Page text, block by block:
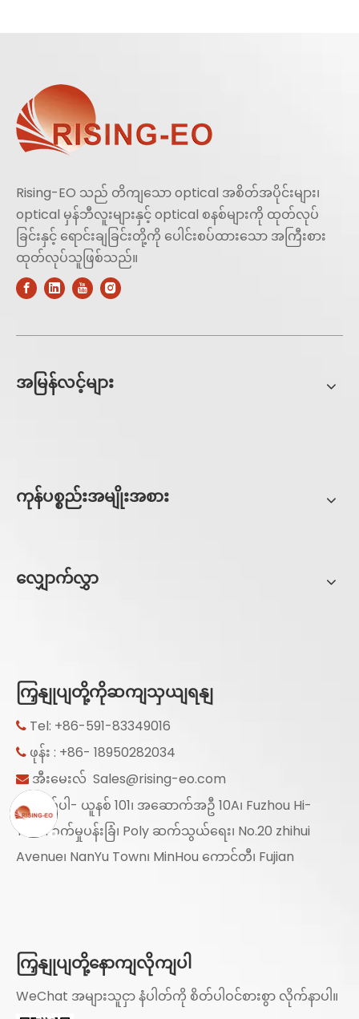
Rising-EO သည် တိကျသော optical အစိတ်အပိုင်းများ၊
optical မှန်ဘီလူးများနှင့် optical စနစ်များကို ထုတ်လုပ်
ခြင်းနှင့် ရောင်းချခြင်းတို့ကို ပေါင်းစပ်ထားသော အကြီးစား
ထုတ်လုပ်သူဖြစ်သည်။
အမြန်လင့်များ
ကုန်ပစ္စည်းအမျိုးအစား
လျှောက်လွှာ
ကြှနျုပျတို့ကိုဆကျသှယျရနျ
 Tel: +86-591-83349016
 ဖုန်း : +86- 18950282034
 အီးမေးလ် Sales@rising-eo.com
 ထည့်ပါ- ယူနစ် 101၊ အဆောက်အဦ 10A၊ Fuzhou Hi-
Tech စက်မှုပန်းခြံ၊ Poly ဆက်သွယ်ရေး၊ No.20 zhihui
Avenue၊ NanYu Town၊ MinHou ကောင်တီ၊ Fujian
ကြှနျုပျတို့နောကျလိုကျပါ
WeChat အများသူငှာ နံပါတ်ကို စိတ်ပါဝင်စားစွာ လိုက်နာပါ။